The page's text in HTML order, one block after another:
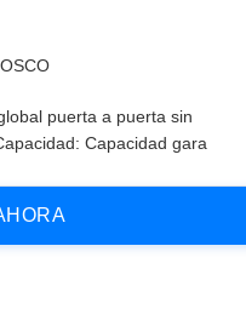
puerta a puerta sin
Capacidad gara
H ORA